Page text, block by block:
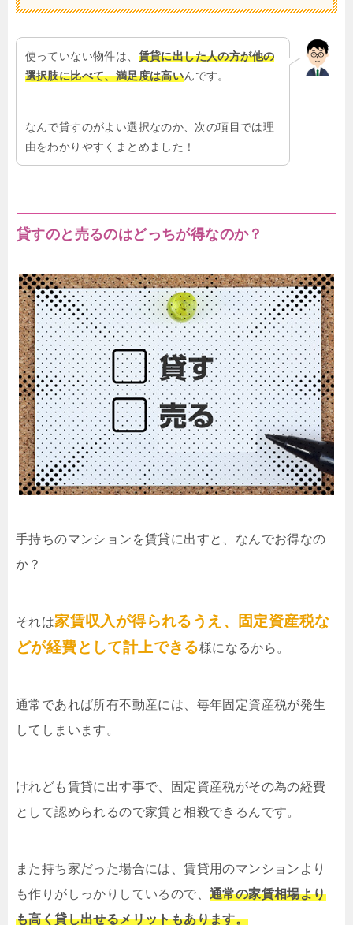
使っていない物件は、 賃貸に出した人の方が他の
選択肢に比べて、満足度は高いんです。
なんで貸すのがよい選択なのか、次の項目では理
由をわかりやすくまとめました！
貸すのと売るのはどっちが得なのか？
手持ちのマンションを賃貸に出すと、なんでお得なの
か？
それは家賃収入が得られるうえ、固定資産税な
どが経費として計上できる様になるから。
通常であれば所有不動産には、毎年固定資産税が発生
してしまいます。
けれども賃貸に出す事で、固定資産税がその為の経費
として認められるので家賃と相殺できるんです。
また持ち家だった場合には、賃貸用のマンションより
も作りがしっかりしているので、 通常の家賃相場より
も高く貸し出せるメリットもあります。